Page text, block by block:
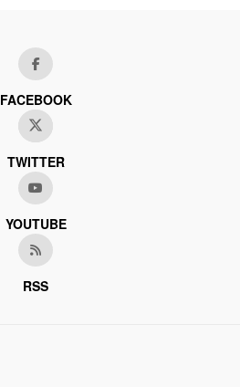
FACEBOOK
TWITTER
YOUTUBE
RSS